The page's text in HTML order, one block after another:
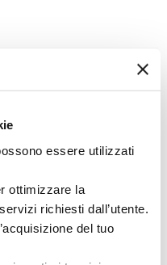
essere utilizzati
ottimizzare la
richiesti dall’utente.
del tuo